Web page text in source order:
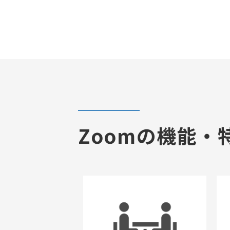
Zoomの機能・